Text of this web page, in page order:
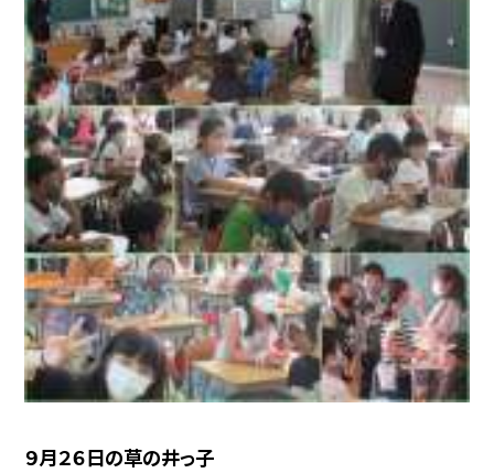
９月２６日の草の井っ子